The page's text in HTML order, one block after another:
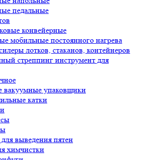
педальные
конвейерные
мобильные постоянного нагрева
лотков, стаканов, контейнеров
стреппинг инструмент для
вакуумные упаковщики
катки
выведения пятен
химчистки